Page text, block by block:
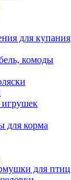
для купания
комоды
для корма
для птиц